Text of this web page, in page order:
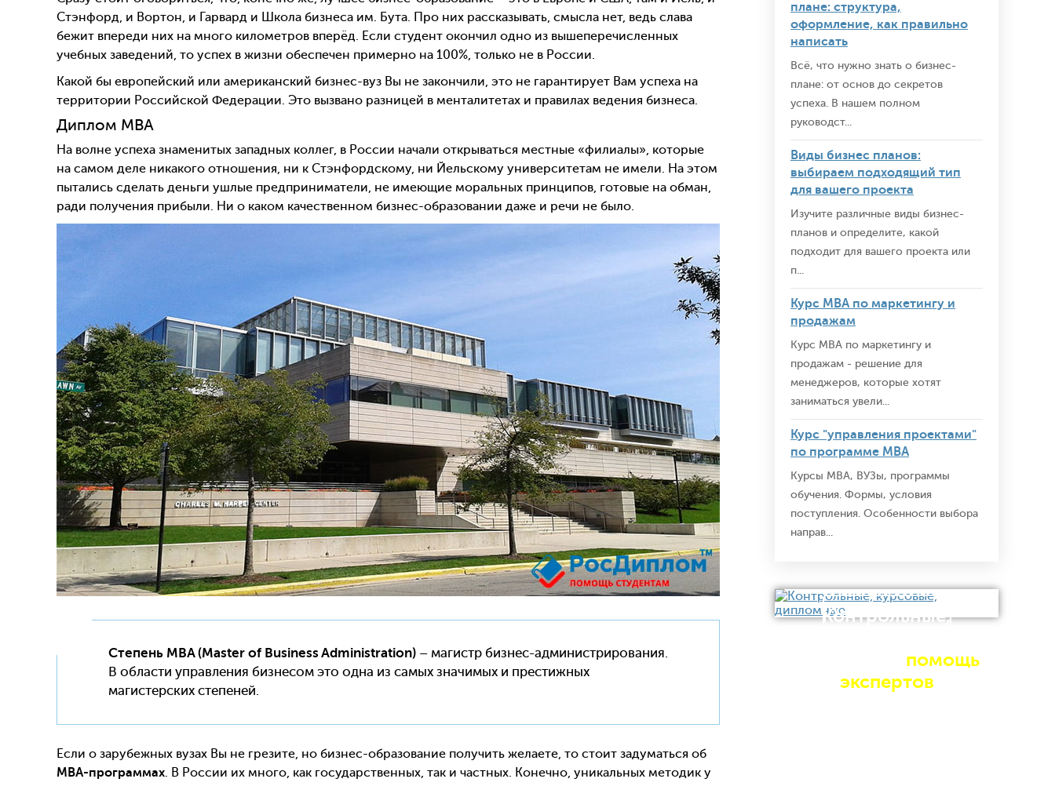
Стэнфорд, и Вортон, и Гарвард и Школа бизнеса им. Бута. Про них рассказывать, смысла нет, ведь слава
бежит впереди них на много километров вперёд. Если студент окончил одно из вышеперечисленных
учебных заведений, то успех в жизни обеспечен примерно на 100%, только не в России.
Какой бы европейский или американский бизнес-вуз Вы не закончили, это не гарантирует Вам успеха на
территории Российской Федерации. Это вызвано разницей в менталитетах и правилах ведения бизнеса.
Диплом MBA
На волне успеха знаменитых западных коллег, в России начали открываться местные «филиалы», которые
на самом деле никакого отношения, ни к Стэнфордскому, ни Йельскому университетам не имели. На этом
пытались сделать деньги ушлые предприниматели, не имеющие моральных принципов, готовые на обман,
ради получения прибыли. Ни о каком качественном бизнес-образовании даже и речи не было.
Степень MBA (Master of Business Administration) – магистр бизнес-администрирования.
В области управления бизнесом это одна из самых значимых и престижных
магистерских степеней.
Если о зарубежных вузах Вы не грезите, но бизнес-образование получить желаете, то стоит задуматься об
MBA-программах. В России их много, как государственных, так и частных. Конечно, уникальных методик у
плане: структура,
оформление, как правильно
написать
Всё, что нужно знать о бизнес-
плане: от основ до секретов
успеха. В нашем полном
руководст...
Виды бизнес планов:
выбираем подходящий тип
для вашего проекта
Изучите различные виды бизнес-
планов и определите, какой
подходит для вашего проекта или
п...
Курс MBA по маркетингу и
продажам
Курс MBA по маркетингу и
продажам - решение для
менеджеров, которые хотят
заниматься увели...
Курс "управления проектами"
по программе MBA
Курсы MBA, ВУЗы, программы
обучения. Формы, условия
поступления. Особенности выбора
направ...
Контрольные,
помощь
экспертов
Узнать стоимость